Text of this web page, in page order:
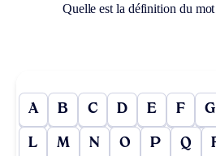
Quelle est la définition du
A B C D E F G
L M N O P Q